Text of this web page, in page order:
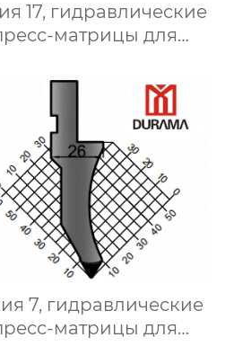
17, гидравлические
матрицы для
формы
сгибания листового
металла
7, гидравлические
матрицы для